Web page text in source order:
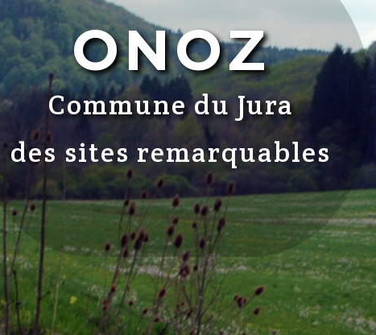
ONOZ
Commune du Jura
de grands espaces naturels